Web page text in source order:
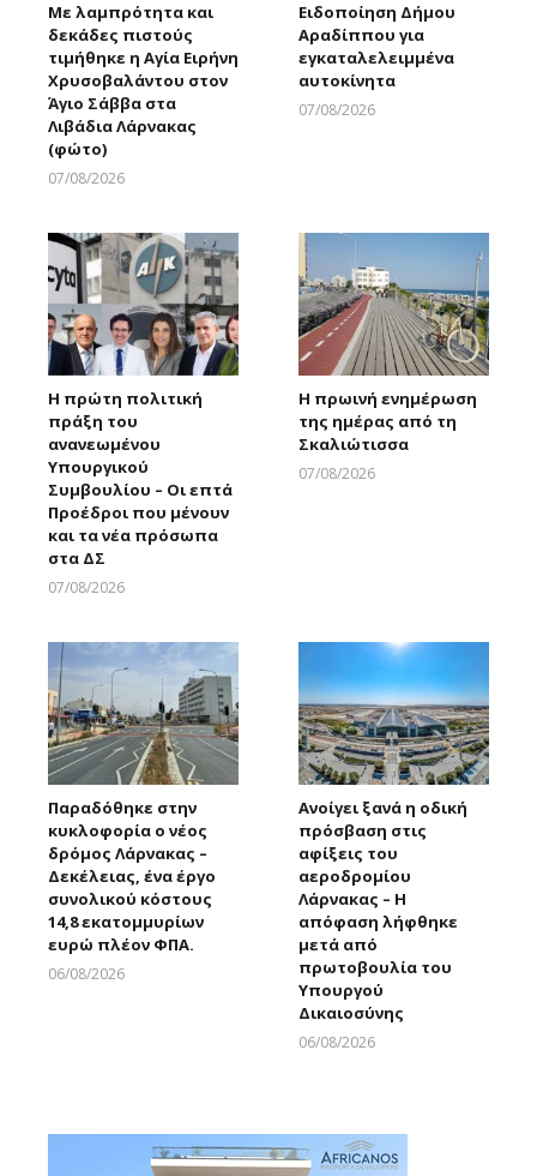
Με λαμπρότητα και
δεκάδες πιστούς
τιμήθηκε η Αγία Ειρήνη
Χρυσοβαλάντου στον
Άγιο Σάββα στα
Λιβάδια Λάρνακας
(φώτο)
07/08/2026
Ειδοποίηση Δήμου
Αραδίππου για
εγκαταλελειμμένα
αυτοκίνητα
07/08/2026
Η πρώτη πολιτική
πράξη του
ανανεωμένου
Υπουργικού
Συμβουλίου – Οι επτά
Προέδροι που μένουν
και τα νέα πρόσωπα
στα ΔΣ
07/08/2026
Η πρωινή ενημέρωση
της ημέρας από τη
Σκαλιώτισσα
07/08/2026
Παραδόθηκε στην
κυκλοφορία ο νέος
δρόμος Λάρνακας –
Δεκέλειας, ένα έργο
συνολικού κόστους
14,8 εκατομμυρίων
ευρώ πλέον ΦΠΑ.
06/08/2026
Ανοίγει ξανά η οδική
πρόσβαση στις
αφίξεις του
αεροδρομίου
Λάρνακας – Η
απόφαση λήφθηκε
μετά από
πρωτοβουλία του
Υπουργού
Δικαιοσύνης
06/08/2026